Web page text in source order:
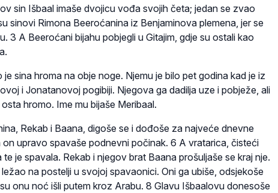
sin Išbaal imaše dvojicu vođa svojih četa; jedan se zvao
sinovi Rimona Beeroćanina iz Benjaminova plemena, jer se
3 A Beeroćani bijahu pobjegli u Gitajim, gdje su ostali kao
sina hroma na obje noge. Njemu je bilo pet godina kad je iz
i Jonatanovoj pogibiji. Njegova ga dadilja uze i pobježe, ali
hromo. Ime mu bijaše Meribaal.
Rekab i Baana, digoše se i dođoše za najveće dnevne
upravo spavaše podnevni počinak. 6 A vratarica, čisteći
je spavala. Rekab i njegov brat Baana prošuljaše se kraj nje.
na postelji u svojoj spavaonici. Oni ga ubiše, odsjekoše
onu noć išli putem kroz Arabu. 8 Glavu Išbaalovu donesoše